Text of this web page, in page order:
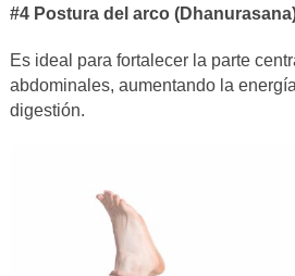
#4 Postura del arco
Es ideal para fortalecer la parte
abdominales, aumentando la
digestión.